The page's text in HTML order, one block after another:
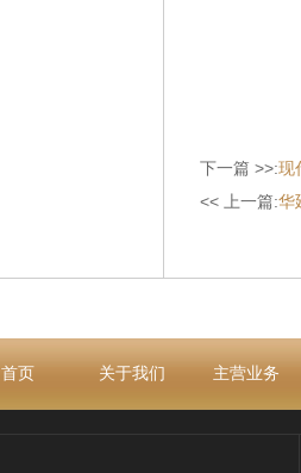
下一篇 >>:现
<< 上一篇:华
首页 关于我们 主营业务